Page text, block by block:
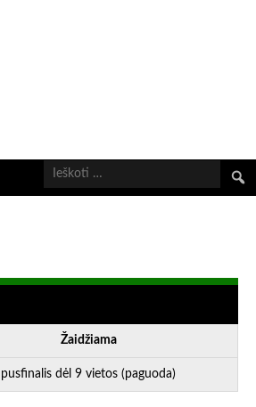
Žaidžiama
pusfinalis dėl 9 vietos (paguoda)